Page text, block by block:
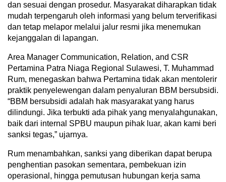
dan sesuai dengan prosedur. Masyarakat diharapkan tidak
mudah terpengaruh oleh informasi yang belum terverifikasi
dan tetap melapor melalui jalur resmi jika menemukan
kejanggalan di lapangan.
Area Manager Communication, Relation, and CSR
Pertamina Patra Niaga Regional Sulawesi, T. Muhammad
Rum, menegaskan bahwa Pertamina tidak akan mentolerir
praktik penyelewengan dalam penyaluran BBM bersubsidi.
“BBM bersubsidi adalah hak masyarakat yang harus
dilindungi. Jika terbukti ada pihak yang menyalahgunakan,
baik dari internal SPBU maupun pihak luar, akan kami beri
sanksi tegas,” ujarnya.
Rum menambahkan, sanksi yang diberikan dapat berupa
penghentian pasokan sementara, pembekuan izin
operasional, hingga pemutusan hubungan kerja sama